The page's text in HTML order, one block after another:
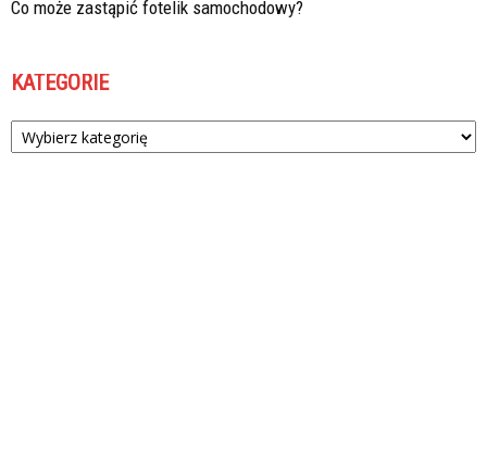
Co może zastąpić fotelik samochodowy?
KATEGORIE
Kategorie